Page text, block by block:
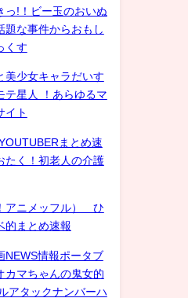
っ!！ビー玉のおいぬ
な事件からおもし
くす
美少女キャラだいす
テ星人 ！あらゆるマ
イト
まとめ速
たく！初老人の介護
アニメッフル） ひ
的まとめ速報
NEWS情報ポータブ
カマちゃんの鬼女的
アタックナンバーハ